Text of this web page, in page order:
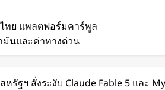
ไทย แพลตฟอร์มคาร์พูล
มันและค่าทางด่วน
สุด กวาดรายได้มากขึ้น 6
หรัฐฯ สั่งระงับ Claude Fable 5 และ